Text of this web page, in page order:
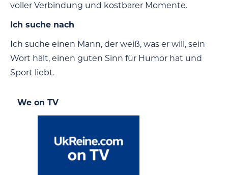
voller Verbindung und kostbarer Momente.
Ich suche nach
Ich suche einen Mann, der weiß, was er will, sein
Wort hält, einen guten Sinn für Humor hat und
Sport liebt.
We on TV